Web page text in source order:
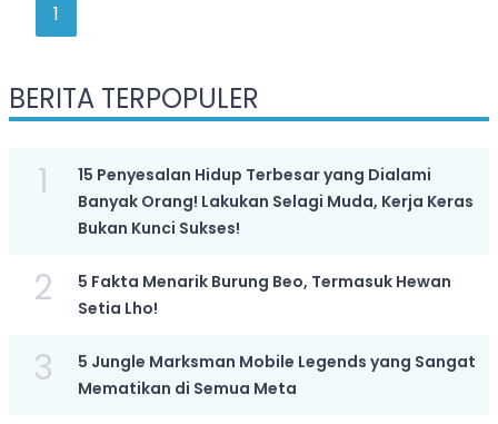
1
BERITA TERPOPULER
1
15 Penyesalan Hidup Terbesar yang Dialami
Banyak Orang! Lakukan Selagi Muda, Kerja Keras
Bukan Kunci Sukses!
2
5 Fakta Menarik Burung Beo, Termasuk Hewan
Setia Lho!
3
5 Jungle Marksman Mobile Legends yang Sangat
Mematikan di Semua Meta